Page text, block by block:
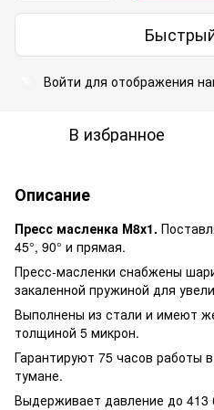
Войти для отображения
В избранное
Описание
Пресс масленка М8х1.
45°, 90° и прямая.
Пресс-масленки снабжены
закаленной пружиной для
Выполнены из стали и имеют
толщиной 5 микрон.
Гарантируют 75 часов работы
тумане.
Выдерживает давление до 413